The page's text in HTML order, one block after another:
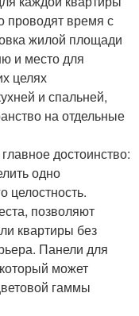
проводят время с
жилой площади
и место для
целях
и спальней,
на отдельные
достоинство:
одно
целостность.
позволяют
квартиры без
Панели для
может
гаммы